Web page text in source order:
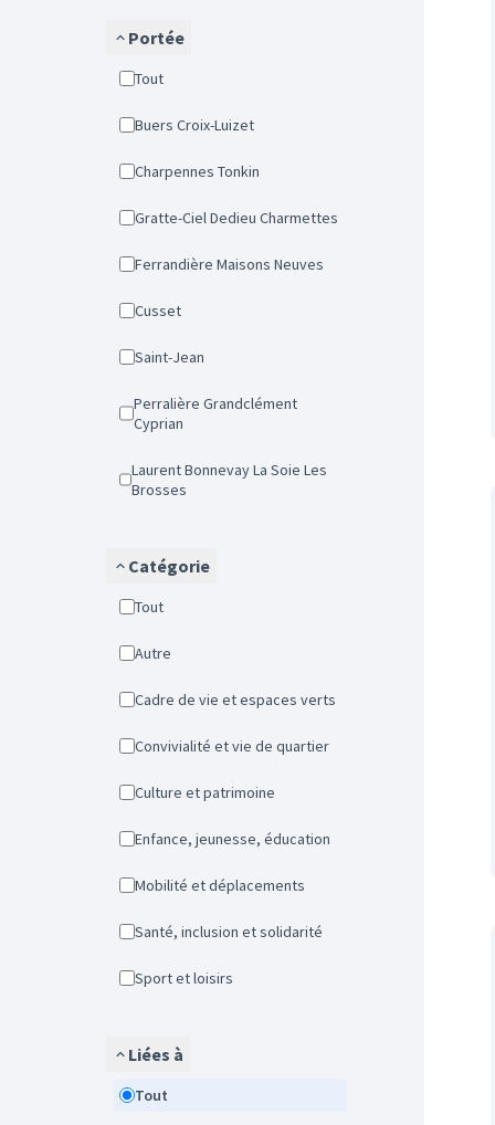
Portée
Tout
Buers Croix-Luizet
Charpennes Tonkin
Gratte-Ciel Dedieu Charmettes
Ferrandière Maisons Neuves
Cusset
Saint-Jean
Perralière Grandclément
Cyprian
Laurent Bonnevay La Soie Les
Brosses
Catégorie
Tout
Autre
Cadre de vie et espaces verts
Convivialité et vie de quartier
Culture et patrimoine
Enfance, jeunesse, éducation
Mobilité et déplacements
Santé, inclusion et solidarité
Sport et loisirs
Liées à
Tout